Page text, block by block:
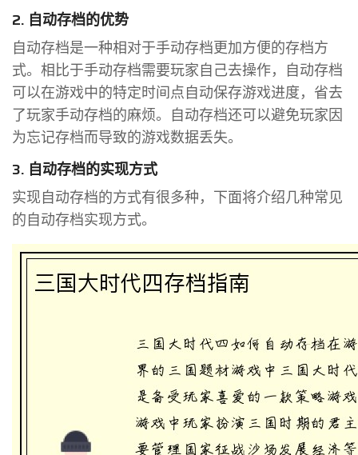
2. 自动存档的优势
自动存档是一种相对于手动存档更加方便的存档方
式。相比于手动存档需要玩家自己去操作，自动存档
可以在游戏中的特定时间点自动保存游戏进度，省去
了玩家手动存档的麻烦。自动存档还可以避免玩家因
为忘记存档而导致的游戏数据丢失。
3. 自动存档的实现方式
实现自动存档的方式有很多种，下面将介绍几种常见
的自动存档实现方式。